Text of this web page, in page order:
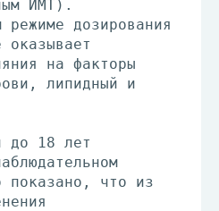
ИМТ).
режиме дозирования
оказывает
на факторы
липидный и
до 18 лет
показано, что из